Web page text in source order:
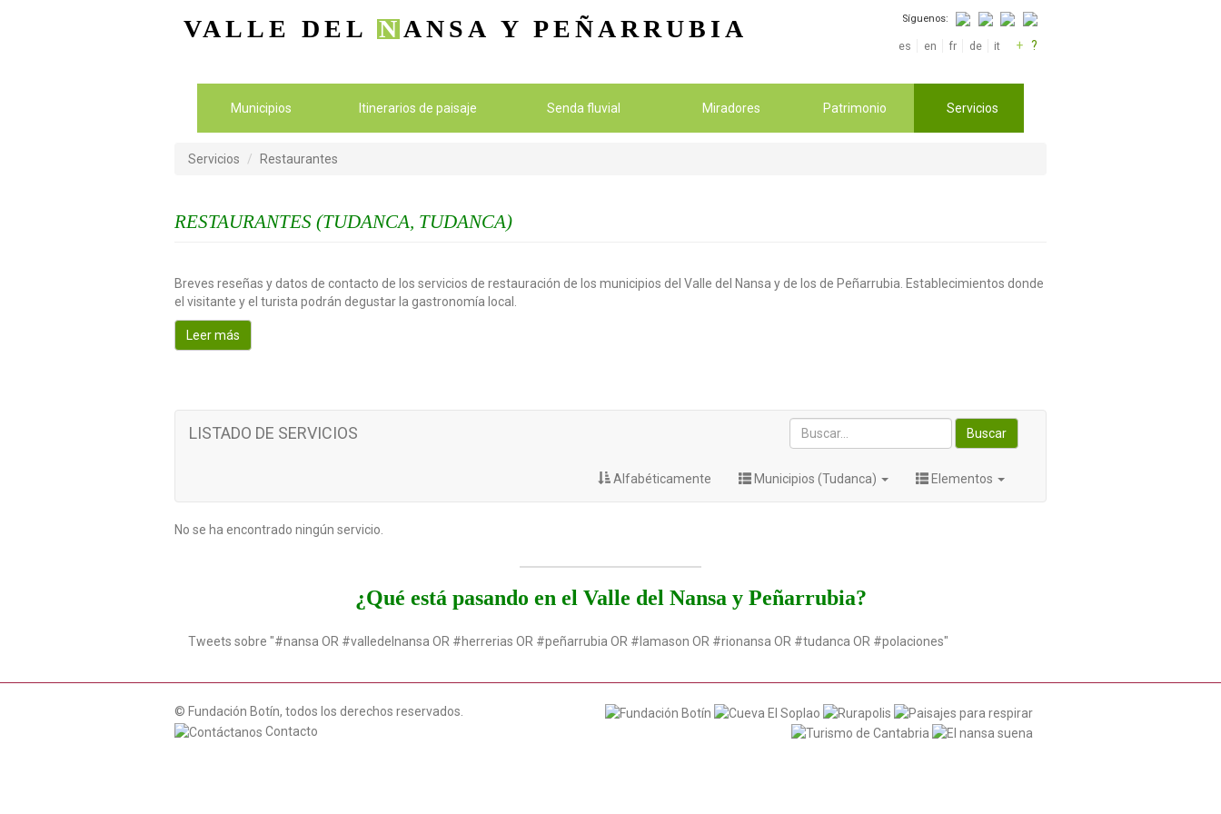
VALLE DEL NANSA Y PEÑARRUBIA Síguenos:
es en fr de it + ?
Municipios Itinerarios de paisaje Senda fluvial Miradores Patrimonio Servicios
Servicios Restaurantes
RESTAURANTES (TUDANCA, TUDANCA)
Breves reseñas y datos de contacto de los servicios de restauración de los municipios del Valle del Nansa y de los de Peñarrubia. Establecimientos donde
el visitante y el turista podrán degustar la gastronomía local.
Leer más
LISTADO DE SERVICIOS Buscar
Alfabéticamente Municipios (Tudanca) Elementos
No se ha encontrado ningún servicio.
¿Qué está pasando en el Valle del Nansa y Peñarrubia?
Tweets sobre "#nansa OR #valledelnansa OR #herrerias OR #peñarrubia OR #lamason OR #rionansa OR #tudanca OR #polaciones"
© Fundación Botín, todos los derechos reservados.
Contacto